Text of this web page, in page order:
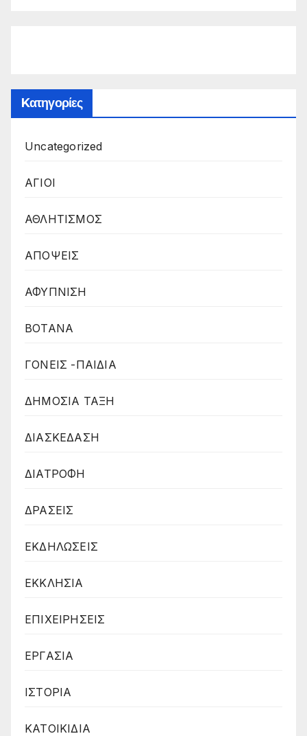
Kατηγορίες
Uncategorized
ΑΓΙΟΙ
ΑΘΛΗΤΙΣΜΟΣ
ΑΠΟΨΕΙΣ
ΑΦΥΠΝΙΣΗ
ΒΟΤΑΝΑ
ΓΟΝΕΙΣ -ΠΑΙΔΙΑ
ΔΗΜΟΣΙΑ ΤΑΞΗ
ΔΙΑΣΚΕΔΑΣΗ
ΔΙΑΤΡΟΦΗ
ΔΡΑΣΕΙΣ
ΕΚΔΗΛΩΣΕΙΣ
ΕΚΚΛΗΣΙΑ
ΕΠΙΧΕΙΡΗΣΕΙΣ
ΕΡΓΑΣΙΑ
ΙΣΤΟΡΙΑ
ΚΑΤΟΙΚΙΔΙΑ